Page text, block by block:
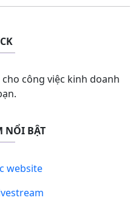
công việc kinh doanh
NỔI BẬT
website